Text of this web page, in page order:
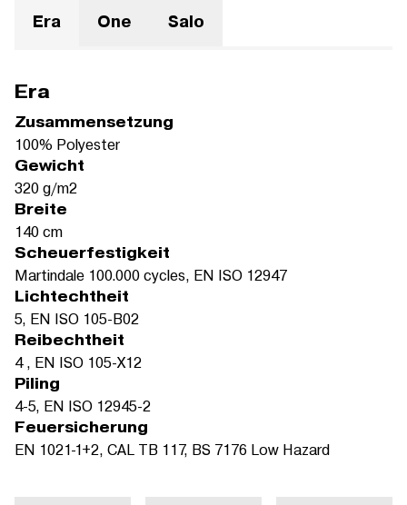
Era One Salo
Era
Zusammensetzung
100% Polyester
Gewicht
320 g/m2
Breite
140 cm
Scheuerfestigkeit
Martindale 100.000 cycles, EN ISO 12947
Lichtechtheit
5, EN ISO 105-B02
Reibechtheit
4 , EN ISO 105-X12
Piling
4-5, EN ISO 12945-2
Feuersicherung
EN 1021-1+2, CAL TB 117, BS 7176 Low Hazard